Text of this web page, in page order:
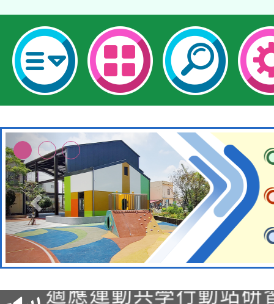
本校115學年度第2次
招甄選結果公告(無人
適應運動共學行動站研